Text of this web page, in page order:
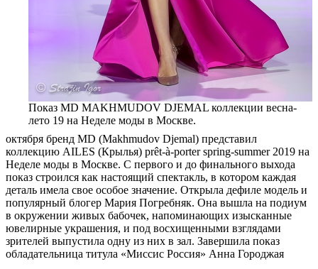
Показ MD MAKHMUDOV DJEMAL коллекции весна-
лето 19 на Неделе моды в Москве.
октября бренд MD (Makhmudov Djemal) представил
коллекцию AILES (Крылья) prêt-à-porter spring-summer 2019 на
Неделе моды в Москве. С первого и до финального выхода
показ строился как настоящий спектакль, в котором каждая
деталь имела свое особое значение. Открыла дефиле модель и
популярный блогер Мария Погребняк. Она вышла на подиум
в окружении живых бабочек, напоминающих изысканные
ювелирные украшения, и под восхищенными взглядами
зрителей выпустила одну из них в зал. Завершила показ
обладательница титула «Миссис Россия» Анна Городжая